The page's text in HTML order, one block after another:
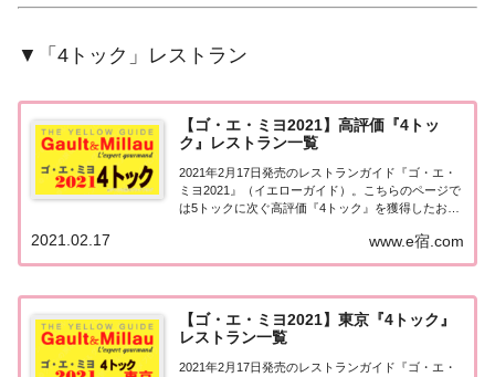
▼「4トック」レストラン
【ゴ・エ・ミヨ2021】高評価『4トッ
ク』レストラン一覧
2021年2月17日発売のレストランガイド『ゴ・エ・
ミヨ2021』（イエローガイド）。こちらのページで
は5トックに次ぐ高評価『4トック』を獲得したお店
エミヨ2021『4トック』ゴ・エ・ミヨ2021で『4トッ
ク』を獲得したお店は40軒。...
www.e宿.com
2021.02.17
【ゴ・エ・ミヨ2021】東京『4トック』
レストラン一覧
2021年2月17日発売のレストランガイド『ゴ・エ・